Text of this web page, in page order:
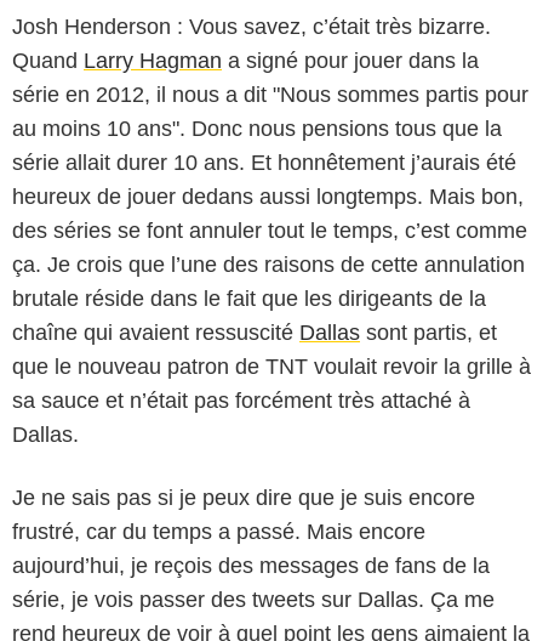
Josh Henderson : Vous savez, c’était très bizarre.
Quand Larry Hagman a signé pour jouer dans la
série en 2012, il nous a dit "Nous sommes partis pour
au moins 10 ans". Donc nous pensions tous que la
série allait durer 10 ans. Et honnêtement j’aurais été
heureux de jouer dedans aussi longtemps. Mais bon,
des séries se font annuler tout le temps, c’est comme
ça. Je crois que l’une des raisons de cette annulation
brutale réside dans le fait que les dirigeants de la
chaîne qui avaient ressuscité Dallas sont partis, et
que le nouveau patron de TNT voulait revoir la grille à
sa sauce et n’était pas forcément très attaché à
Dallas.
Je ne sais pas si je peux dire que je suis encore
frustré, car du temps a passé. Mais encore
aujourd’hui, je reçois des messages de fans de la
série, je vois passer des tweets sur Dallas. Ça me
rend heureux de voir à quel point les gens aimaient la